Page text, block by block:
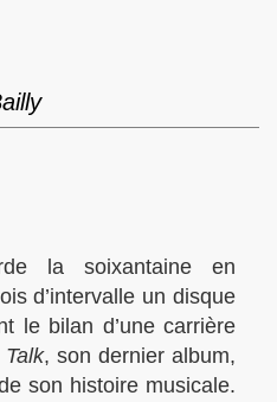
la soixantaine en
d’intervalle un disque
le bilan d’une carrière
, son dernier album,
son histoire musicale.